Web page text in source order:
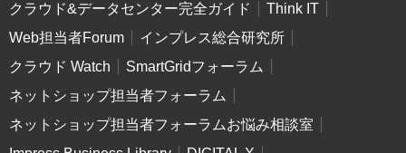
クラウド&データセンター完全ガイド
Think IT
Web担当者Forum
インプレス総合研究所
クラウド Watch
SmartGridフォーラム
ネットショップ担当者フォーラム
ネットショップ担当者フォーラムお悩み相談室